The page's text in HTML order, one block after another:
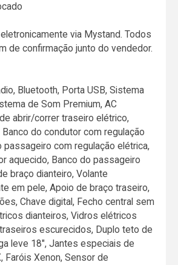
via Mystand. Todos
de confirmação junto do vendedor.
Bluetooth, Porta USB, Sistema
de Som Premium, AC
abrir/correr traseiro elétrico,
do condutor com regulação
passageiro com regulação elétrica,
aquecido, Banco do passageiro
braço dianteiro, Volante
em pele, Apoio de braço traseiro,
Chave digital, Fecho central sem
dianteiros, Vidros elétricos
escurecidos, Duplo teto de
leve 18", Jantes especiais de
Faróis Xenon, Sensor de